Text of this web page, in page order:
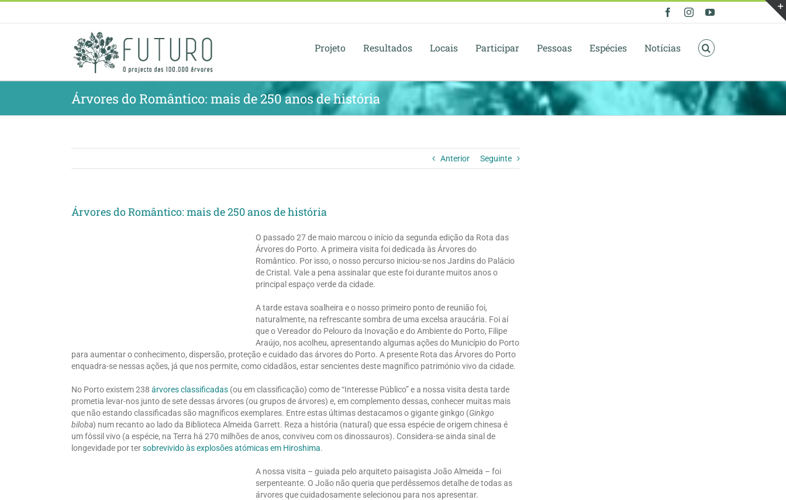
FacebookInstagramYouTube
Projeto Resultados Locais Participar Pessoas Espécies Notícias
Árvores do Romântico: mais de 250 anos de história
Anterior Seguinte
Árvores do Romântico: mais de 250 anos de história
O passado 27 de maio marcou o início da segunda edição da Rota das
Árvores do Porto. A primeira visita foi dedicada às Árvores do
Romântico. Por isso, o nosso percurso iniciou-se nos Jardins do Palácio
de Cristal. Vale a pena assinalar que este foi durante muitos anos o
principal espaço verde da cidade.
A tarde estava soalheira e o nosso primeiro ponto de reunião foi,
naturalmente, na refrescante sombra de uma excelsa araucária. Foi aí
que o Vereador do Pelouro da Inovação e do Ambiente do Porto, Filipe
Araújo, nos acolheu, apresentando algumas ações do Município do Porto
para aumentar o conhecimento, dispersão, proteção e cuidado das árvores do Porto. A presente Rota das Árvores do Porto
enquadra-se nessas ações, já que nos permite, como cidadãos, estar sencientes deste magnífico património vivo da cidade.
No Porto existem 238 árvores classificadas (ou em classificação) como de “Interesse Público” e a nossa visita desta tarde
prometia levar-nos junto de sete dessas árvores (ou grupos de árvores) e, em complemento dessas, conhecer muitas mais
que não estando classificadas são magníficos exemplares. Entre estas últimas destacamos o gigante ginkgo (Ginkgo
biloba) num recanto ao lado da Biblioteca Almeida Garrett. Reza a história (natural) que essa espécie de origem chinesa é
um fóssil vivo (a espécie, na Terra há 270 milhões de anos, conviveu com os dinossauros). Considera-se ainda sinal de
longevidade por tersobrevivido às explosões atómicas em Hiroshima.
A nossa visita – guiada pelo arquiteto paisagista João Almeida – foi
serpenteante. O João não queria que perdêssemos detalhe de todas as
árvores que cuidadosamente selecionou para nos apresentar.